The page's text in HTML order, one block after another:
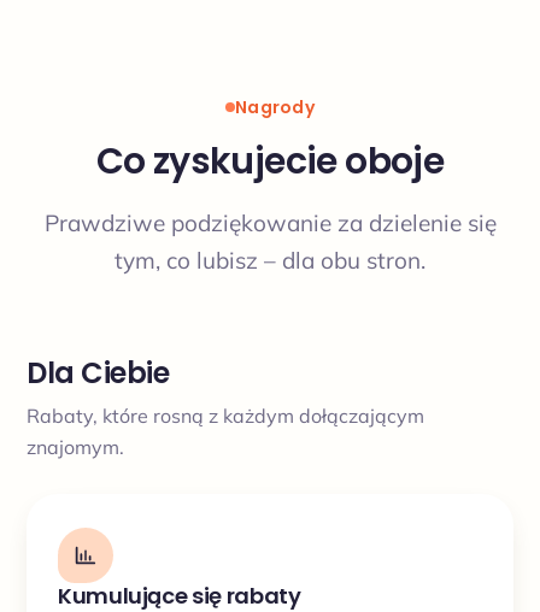
Nagrody
Co zyskujecie oboje
Prawdziwe podziękowanie za dzielenie się
tym, co lubisz – dla obu stron.
Dla Ciebie
Rabaty, które rosną z każdym dołączającym
znajomym.
Kumulujące się rabaty